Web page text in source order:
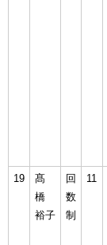
19
髙
橋
裕子
回
数
制
11